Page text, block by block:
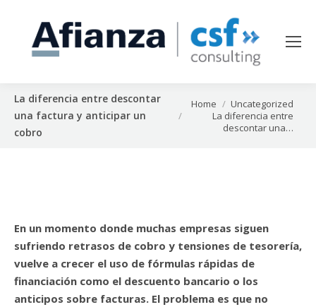
La diferencia entre descontar
una factura y anticipar un
cobro
You are here:
Home
Uncategorized
La diferencia entre
descontar una…
En un momento donde muchas empresas siguen
sufriendo retrasos de cobro y tensiones de tesorería,
vuelve a crecer el uso de fórmulas rápidas de
financiación como el descuento bancario o los
anticipos sobre facturas. El problema es que no